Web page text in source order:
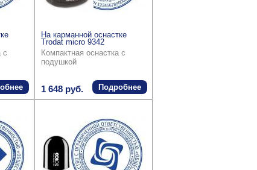
с
На карманной оснастке
Trodat micro 9342
Компактная оснастка с
подушкой
1 648 руб. Подробнее